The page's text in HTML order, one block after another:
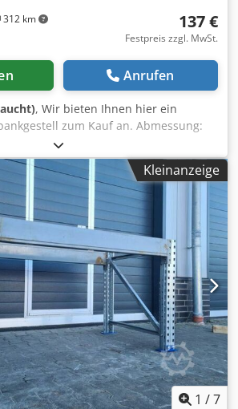
312 km 137 €
Festpreis zzgl. MwSt.
Anrufen
, Wir bieten Ihnen hier ein
zum Kauf an. Abmessung:
Höhe: ca. 900 mm Tiefe: ca. 600 mm
Werkbankgestell: Hersteller: SSI
600 Im Lieferumfang sind enthalten:
gebraucht Materialfarbe: sendz.
900 mm Ständertiefe: 600 mm Inkl.
Fußplatten Die Ständer sind
Fachwerk ) 04x
gebraucht Materialfarbe: grau
x 50 mm lichte Weite: 1.400 mm 08x
Ausführung: komplett verzinkt
Verdeutlichung des Materials. Die
abweichen. - Die
unmontiert kommissioniert; - Die
vormontiert; - Die Produktionszeit
ca. 3 - 5 Werktage. Credpfshvmmtox
Kleinanzeige
1 /7